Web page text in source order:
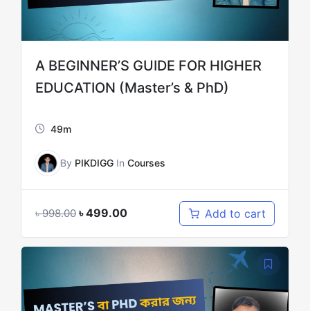
A BEGINNER’S GUIDE FOR HIGHER
EDUCATION (Master’s & PhD)
49m
By PIKDIGG In Courses
৳998.00 ৳499.00 Add to cart